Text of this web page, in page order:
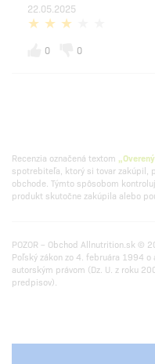
22.05.2025
0
0
Recenzia označená textom
spotrebiteľa, ktorý si tovar zakúpil,
obchode. Týmto spôsobom
produkt skutočne zakúpila alebo
POZOR – Obchod Allnutrition.sk ©
Poľský zákon zo 4. februára 1994
autorským právom (Dz. U. z roku
predpisov).